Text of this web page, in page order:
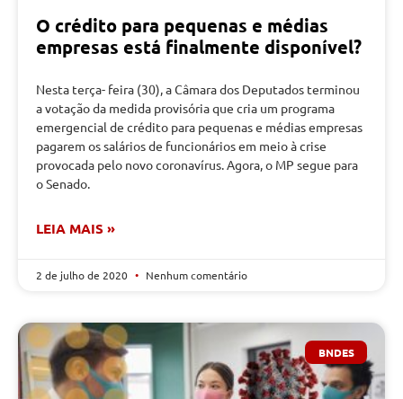
O crédito para pequenas e médias
empresas está finalmente disponível?
Nesta terça- feira (30), a Câmara dos Deputados terminou
a votação da medida provisória que cria um programa
emergencial de crédito para pequenas e médias empresas
pagarem os salários de funcionários em meio à crise
provocada pelo novo coronavírus. Agora, o MP segue para
o Senado.
LEIA MAIS »
2 de julho de 2020 Nenhum comentário
BNDES